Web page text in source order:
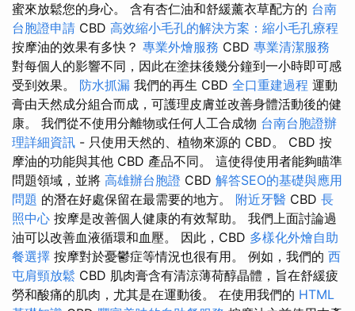
蜜來放鬆您的身心。 含有杏仁油和舒緩薰衣草配方的 台南
台胞證申請 CBD 高效縮小毛孔的解決方案：縮小毛孔療程
按摩油的效果有多快？ 專業外燴服務 CBD 專業清潔服務
對每個人的影響不同，因此在塗抹後幾分鐘到一小時即可感
受到效果。 防水抓漏 我們的再生 CBD 全口重建過程 運動
膏由天然成分組合而成，可護理皮膚並改善身體活動後的健
康。 我們從不使用分離物或任何人工合成物 台南台胞證辦
理詳細資訊 - 只使用天然的、植物來源的 CBD。 CBD 按
摩油的功能與其他 CBD 產品不同。 這使得使用者能夠瞄準
問題領域，並將 高雄辦台胞證 CBD 解答SEO的基礎與應用
問題 的潛在好處保留在最需要的地方。 附近牙醫 CBD 長
照中心 按摩是改善個人健康的有效幫助。 我們上面討論過
油可以改善血液循環和血壓。 因此，CBD 多樣化外燴自助
餐選擇 按摩對於憂鬱症等情況也很有用。 例如，我們的 西
屯肩頸放鬆 CBD 肌肉膏含有清涼薄荷醇晶體，旨在舒緩疲
勞和酸痛的肌肉，尤其是在運動後。 在使用我們的 HTML